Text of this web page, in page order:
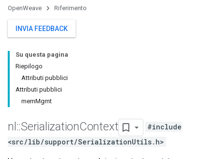
OpenWeave Riferimento
INVIA FEEDBACK
Su questa pagina
Riepilogo
Attributi pubblici
Attributi pubblici
memMgmt
nl ::SerializationContext
#include
<src/lib/support/SerializationUtils.h>